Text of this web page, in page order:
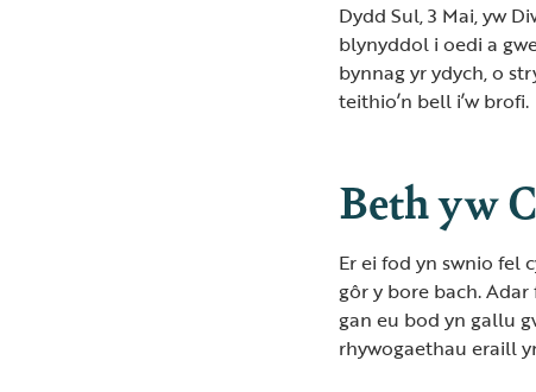
Dydd Sul, 3 Mai, yw
blynyddol i oedi a
bynnag yr ydych, o
teithio’n bell i’w brofi.
Beth yw
Er ei fod yn swnio fel
gôr y bore bach. Adar
gan eu bod yn gallu
rhywogaethau eraill